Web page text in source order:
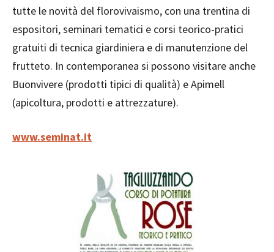
tutte le novità del florovivaismo, con una trentina di
espositori, seminari tematici e corsi teorico-pratici
gratuiti di tecnica giardiniera e di manutenzione del
frutteto. In contemporanea si possono visitare anche
Buonvivere (prodotti tipici di qualità) e Apimell
(apicoltura, prodotti e attrezzature).
www.seminat.it